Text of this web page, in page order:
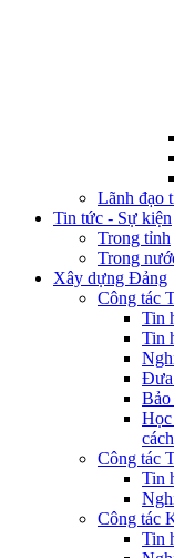
Lãnh đạo
Tin tức - Sự kiện
Trong tỉnh
Trong
Xây dựng Đảng
Công tác
Tin
Tin
Đưa
Bảo
Học
Công tác
Tin
Công tác
Tin